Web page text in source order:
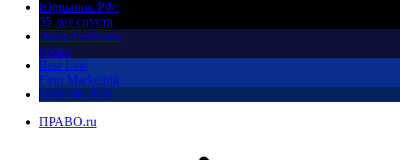
Юррынок РФ:
35 лет спустя
Экологическое
право
Best Law
Firm Marketing
ПМЮФ 2026
ПРАВО.ru